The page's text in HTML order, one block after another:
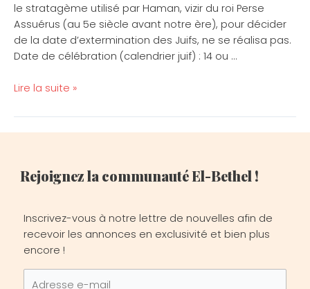
le stratagème utilisé par Haman, vizir du roi Perse
Assuérus (au 5e siècle avant notre ère), pour décider
de la date d’extermination des Juifs, ne se réalisa pas.
Date de célébration (calendrier juif) : 14 ou …
Lire la suite »
Rejoignez la communauté El-Bethel !
Inscrivez-vous à notre lettre de nouvelles afin de
recevoir les annonces en exclusivité et bien plus
encore !